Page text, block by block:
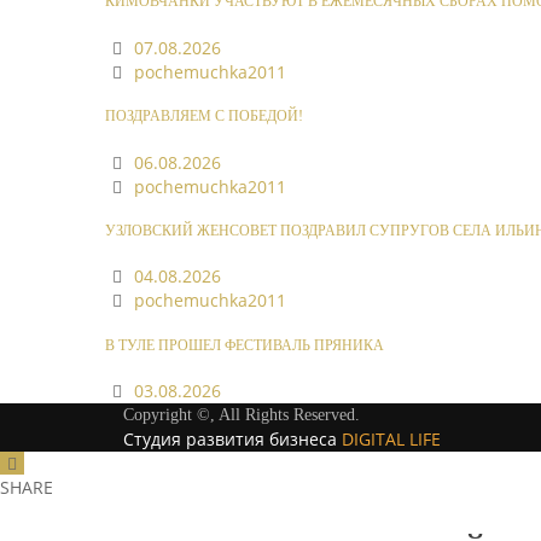
07.08.2026
pochemuchka2011
ПОЗДРАВЛЯЕМ С ПОБЕДОЙ!
06.08.2026
pochemuchka2011
УЗЛОВСКИЙ ЖЕНСОВЕТ ПОЗДРАВИЛ СУПРУГОВ СЕЛА
04.08.2026
pochemuchka2011
В ТУЛЕ ПРОШЕЛ ФЕСТИВАЛЬ ПРЯНИКА
03.08.2026
Copyright ©, All Rights Reserved.
Студия развития бизнеса DIGITAL LIFE
SHARE